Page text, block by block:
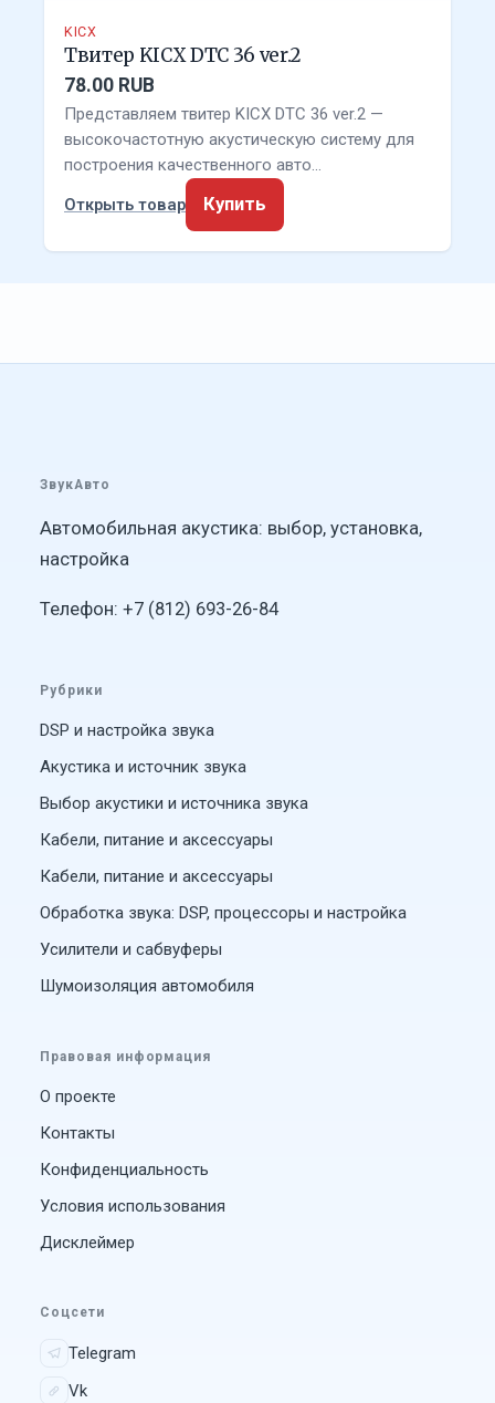
KICX
Твитер KICX DTC 36 ver.2
78.00 RUB
Представляем твитер KICX DTC 36 ver.2 —
высокочастотную акустическую систему для
построения качественного авто…
Открыть товар
Купить
ЗвукАвто
Автомобильная акустика: выбор, установка,
настройка
Телефон: +7 (812) 693-26-84
Рубрики
DSP и настройка звука
Акустика и источник звука
Выбор акустики и источника звука
Кабели, питание и аксессуары
Кабели, питание и аксессуары
Обработка звука: DSP, процессоры и настройка
Усилители и сабвуферы
Шумоизоляция автомобиля
Правовая информация
О проекте
Контакты
Конфиденциальность
Условия использования
Дисклеймер
Соцсети
Telegram
Vk